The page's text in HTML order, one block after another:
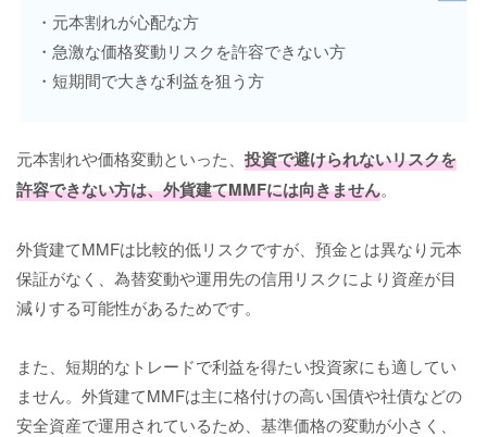
・元本割れが心配な方
・急激な価格変動リスクを許容できない方
・短期間で大きな利益を狙う方
元本割れや価格変動といった、 投資で避けられないリスクを
許容できない方は、外貨建てMMFには向きません。
外貨建てMMFは比較的低リスクですが、預金とは異なり元本
保証がなく、為替変動や運用先の信用リスクにより資産が目
減りする可能性があるためです。
また、短期的なトレードで利益を得たい投資家にも適してい
ません。外貨建てMMFは主に格付けの高い国債や社債などの
安全資産で運用されているため、基準価格の変動が小さく、